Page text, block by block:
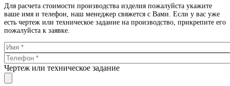
Для расчета стоимости производства изделия пожалуйста укажите
ваше имя и телефон, наш менеджер свяжется с Вами. Если у вас уже
есть чертеж или техническое задание на производство, прикрепите его
пожалуйста к заявке.
Чертеж или техническое задание